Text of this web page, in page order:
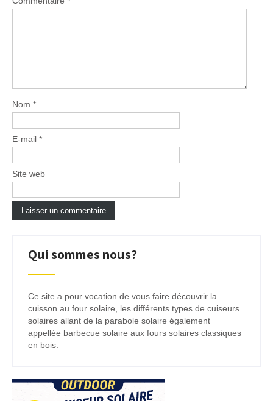
Nom *
E-mail *
Site web
Qui sommes nous?
Ce site a pour vocation de vous faire découvrir la
cuisson au four solaire, les différents types de cuiseurs
solaires allant de la parabole solaire également
appellée barbecue solaire aux fours solaires classiques
en bois.